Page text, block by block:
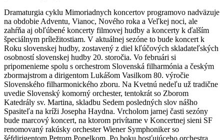
Dramaturgia cyklu Mimoriadnych koncertov programovo nadväzuje
na obdobie Adventu, Vianoc, Nového roka a Veľkej noci, ale
zahŕňa aj obľúbené koncerty filmovej hudby a koncerty k ďalším
špeciálnym príležitostiam. V aktuálnej sezóne to bude koncert k
Roku slovenskej hudby, zostavený z diel kľúčových skladateľských
osobností slovenskej hudby 20. storočia. Vo februári si
pripomenieme spolu s orchestrom Slovenská filharmónia a českým
zbormajstrom a dirigentom Lukášom Vasilkom 80. výročie
Slovenského filharmonického zboru. Na Kvetnú nedeľu už tradične
uvedie Slovenský komorný orchester, tentokrát so Zborom
Katedrály sv. Martina, skladbu Sedem posledných slov nášho
Spasiteľa na kríži Josepha Haydna. Vrcholom jarnej časti sezóny
bude marcový koncert, na ktorom privítame v Koncertnej sieni SF
renomovaný rakúsky orchester Wiener Symphoniker so
šéfdirigentom Petrom Popelkom. Po boku hosťujúceho orchestra